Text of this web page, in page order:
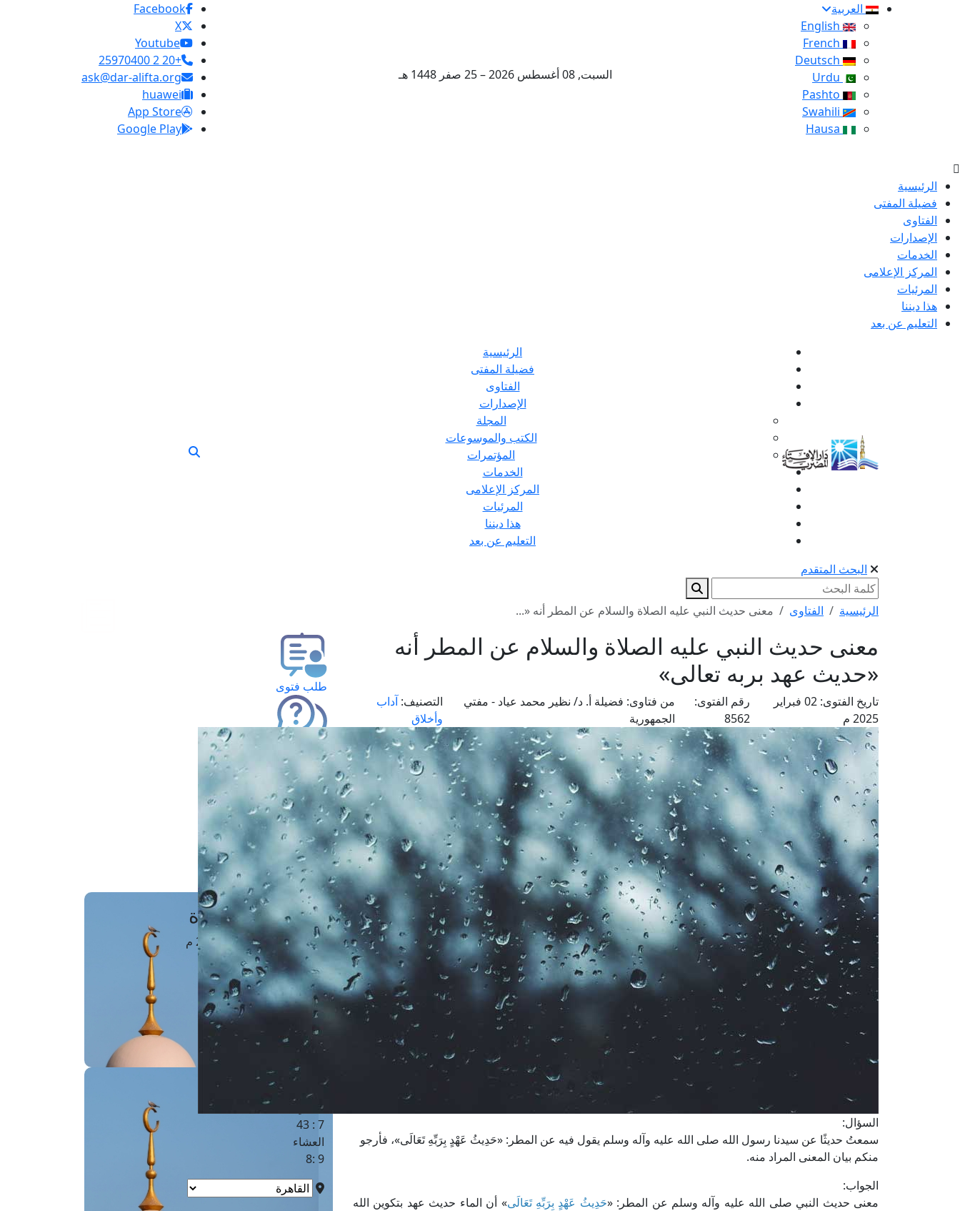
العربية
السبت, 08 أغسطس 2026 – 25 صفر 1448 هـ
Facebook
X
Youtube
+20 2 25970400
ask@dar-alifta.org
huawei
App Store
Google Play
الرئيسية
فضيلة المفتى
الفتاوى
الإصدارات
الخدمات
المركز الإعلامى
المرئيات
هذا ديننا
التعليم عن بعد
الرئيسية
فضيلة المفتى
الفتاوى
الإصدارات
المجلة
الكتب والموسوعات
المؤتمرات
الخدمات
المركز الإعلامى
المرئيات
هذا ديننا
التعليم عن بعد
البحث المتقدم
الرئيسية الفتاوى معنى حديث النبي عليه الصلاة والسلام عن المطر أنه «...
معنى حديث النبي عليه الصلاة والسلام عن المطر أنه
«حديث عهد بربه تعالى»
تاريخ الفتوى:
02 فبراير
2025 م
رقم الفتوى:
8562
من فتاوى: فضيلة أ. د/ نظير محمد عياد - مفتي
الجمهورية
التصنيف: آداب
وأخلاق
السؤال:
سمعتُ حديثًا عن سيدنا رسول الله صلى الله عليه وآله وسلم يقول فيه عن المطر: «حَدِيثُ عَهْدٍ بِرَبِّهِ تَعَالَى»، فأرجو
منكم بيان المعنى المراد منه.
الجواب:
معنى حديث النبي صلى الله عليه وآله وسلم عن المطر: «حَدِيثُ عَهْدٍ بِرَبِّهِ تَعَالَى» أن الماء حديث عهد بتكوين الله
طلب فتوى
استعلام عن فتوى
حجز موعد
الفتوى الهاتفية
مَواقِيتُ الصَّـــلاة
القاهرة · 08 أغسطس 2026 م
الفجر
4 :42
الشروق
الظهر
1 : 1
العصر
4:37
المغرب
7 : 43
العشاء
9 :8